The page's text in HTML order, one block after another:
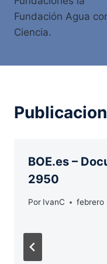
Fundación Agua
Ciencia.
BOE.es –
2950
Por IvanC febrero